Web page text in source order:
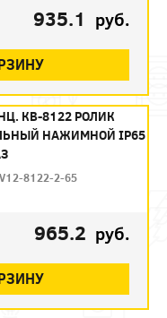
935.1 руб.
КВ-8122 РОЛИК
НАЖИМНОЙ IP65
8122-2-65
965.2 руб.